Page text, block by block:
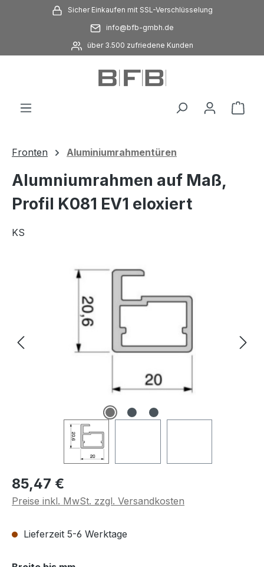
Zum Hauptinhalt springenSicher Einkaufen mit SSL-Verschlüsselung
info@bfb-gmbh.de
über 3.500 zufriedene Kunden
Fronten Aluminiumrahmentüren
Alumniumrahmen auf Maß,
Profil K081 EV1 eloxiert
KS
Regulärer Preis:
85,47 €
Preise inkl. MwSt. zzgl. Versandkosten
Lieferzeit 5-6 Werktage